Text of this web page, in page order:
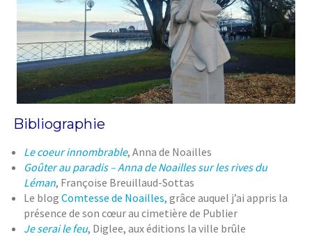
Bibliographie
Le coeur innombrable, Anna de Noailles
Goûter au paradis – Anna de Noailles sur les rives du
Léman, Françoise Breuillaud-Sottas
Le blogComtesse de Noailles, grâce auquel j’ai appris la
présence de son cœur au cimetière de Publier
Je serai le feu, Diglee, aux éditions la ville brûle